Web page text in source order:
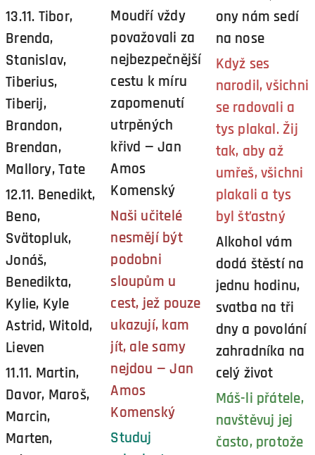
13.11. Tibor,
Brenda,
Stanislav,
Tiberius,
Tiberij,
Brandon,
Brendan,
Mallory, Tate
12.11. Benedikt,
Beno,
Svätopluk,
Jonáš,
Benedikta,
Kylie, Kyle
Astrid, Witold,
Lieven
11.11. Martin,
Davor, Maroš,
Marcin,
Marten,
Moudří vždy
považovali za
nejbezpečnější
cestu k míru
zapomenutí
utrpěných
křivd — Jan
Amos
Komenský
Naši učitelé
nesmějí být
podobni
sloupům u
cest, jež pouze
ukazují, kam
jít, ale samy
nejdou — Jan
Amos
Komenský
Studuj
ony nám sedí
na nose
Když ses
narodil, všichni
se radovali a
tys plakal. Žij
tak, aby až
umřeš, všichni
plakali a tys
byl šťastný
Alkohol vám
dodá štěstí na
jednu hodinu,
svatba na tři
dny a povolání
zahradníka na
celý život
Máš-li přátele,
navštěvuj jej
často, protože